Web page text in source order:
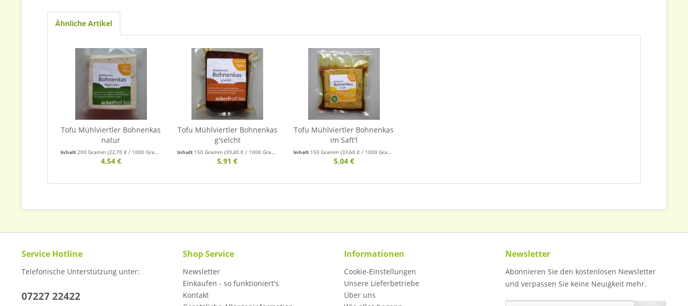
Ähnliche Artikel
Tofu Mühlviertler Bohnenkas
natur
Inhalt 200 Gramm (22,70 € / 1000 Gramm)
4,54 €
Tofu Mühlviertler Bohnenkas
g'selcht
Inhalt 150 Gramm (39,40 € / 1000 Gramm)
5,91 €
Tofu Mühlviertler Bohnenkas
im Saft'l
Inhalt 150 Gramm(33,60 € / 1000 Gramm)
5,04 €
Service Hotline
Telefonische Unterstützung unter:
07227 22422
Shop Service
Newsletter
Einkaufen - so funktioniert's
Kontakt
Informationen
Cookie-Einstellungen
Unsere Lieferbetriebe
Über uns
Newsletter
Abonnieren Sie den kostenlosen Newsletter
und verpassen Sie keine Neuigkeit mehr.